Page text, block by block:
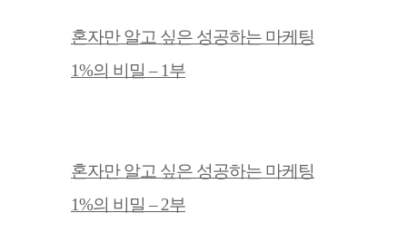
혼자만 알고 싶은 성공하는 마케팅
1%의 비밀 – 1부
혼자만 알고 싶은 성공하는 마케팅
1%의 비밀 – 2부